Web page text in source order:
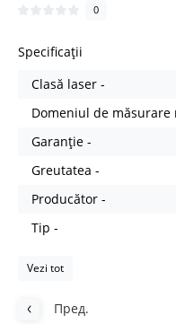
0
Specificații
Clasă laser -
Domeniul de măsurare
Garanție -
Greutatea -
Producător -
Tip -
Vezi tot
Пред.